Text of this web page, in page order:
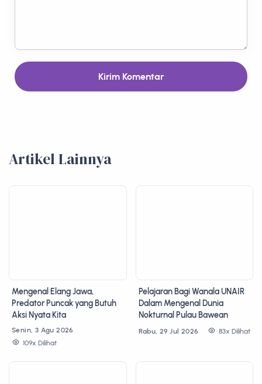
Kirim Komentar
Artikel Lainnya
Mengenal Elang Jawa,
Predator Puncak yang Butuh
Aksi Nyata Kita
Senin, 3 Agu 2026
109x Dilihat
Pelajaran Bagi Wanala UNAIR
Dalam Mengenal Dunia
Nokturnal Pulau Bawean
Rabu, 29 Jul 2026 83x Dilihat